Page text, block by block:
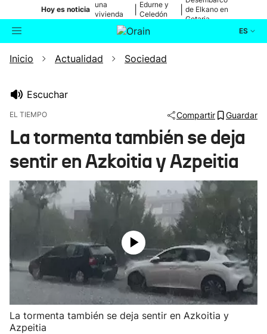
Hoy es noticia
una
vivienda
de Bilbao
Edurne y
Celedón
de Elkano en
Getaria
ES
Buscador Actualidad
Ikusmiran
Eguraldia
Inicio Actualidad Sociedad
Escuchar
EL TIEMPO Compartir Guardar
La tormenta también se deja
sentir en Azkoitia y Azpeitia
La tormenta también se deja sentir en Azkoitia y
Azpeitia